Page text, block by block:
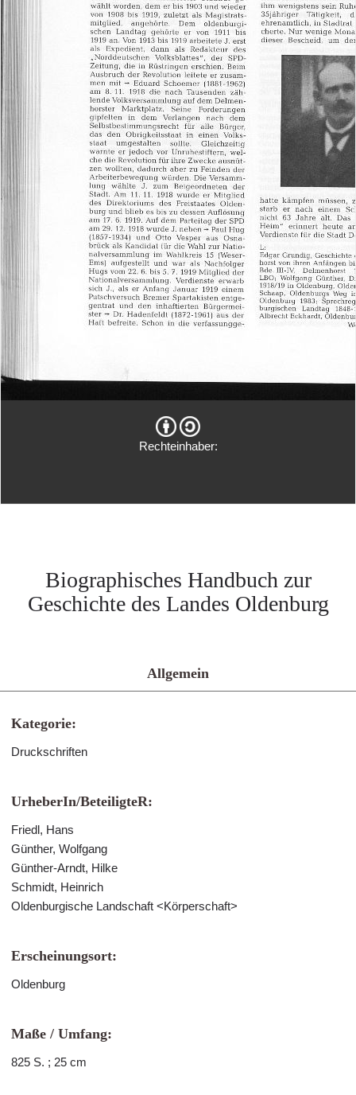
Rechteinhaber:
Biographisches Handbuch zur
Geschichte des Landes Oldenburg
Allgemein
Kategorie:
Druckschriften
UrheberIn/BeteiligteR:
Friedl, Hans
Günther, Wolfgang
Günther-Arndt, Hilke
Schmidt, Heinrich
Oldenburgische Landschaft <Körperschaft>
Erscheinungsort:
Oldenburg
Maße / Umfang:
825 S. ; 25 cm